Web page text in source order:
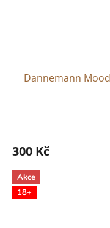
Dannemann
300 Kč
Akce
18+